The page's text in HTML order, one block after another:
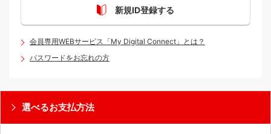
新規ID登録する
会員専用WEBサービス「My Digital Connect」とは？
パスワードをお忘れの方
選べるお支払方法